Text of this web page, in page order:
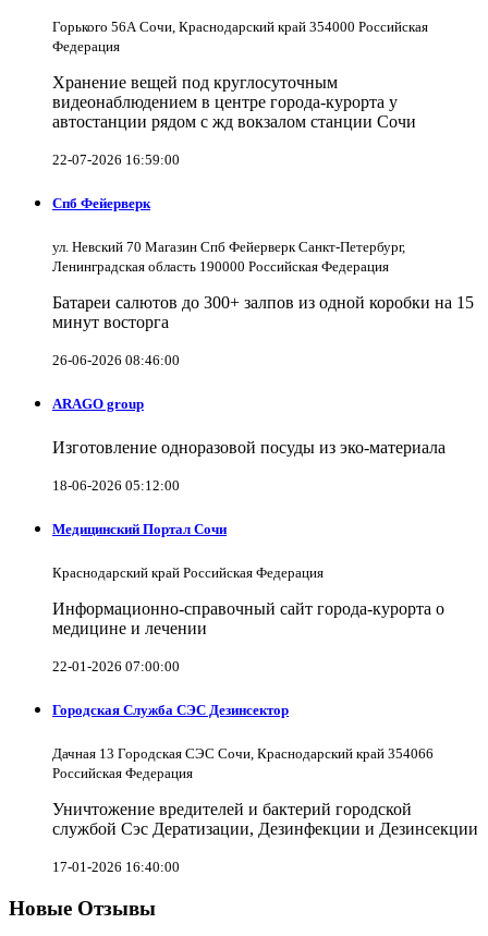
Горького 56А Сочи, Краснодарский край 354000 Российская
Федерация
Хранение вещей под круглосуточным
видеонаблюдением в центре города-курорта у
автостанции рядом с жд вокзалом станции Сочи
22-07-2026 16:59:00
Спб Фейерверк
ул. Невский 70 Магазин Спб Фейерверк Санкт-Петербург,
Ленинградская область 190000 Российская Федерация
Батареи салютов до 300+ залпов из одной коробки на 15
минут восторга
26-06-2026 08:46:00
ARAGO group
Изготовление одноразовой посуды из эко-материала
18-06-2026 05:12:00
Медицинский Портал Сочи
Краснодарский край Российская Федерация
Информационно-справочный сайт города-курорта о
медицине и лечении
22-01-2026 07:00:00
Городская Служба СЭС Дезинсектор
Дачная 13 Городская СЭС Сочи, Краснодарский край 354066
Российская Федерация
Уничтожение вредителей и бактерий городской
службой Сэс Дератизации, Дезинфекции и Дезинсекции
17-01-2026 16:40:00
Новые Отзывы